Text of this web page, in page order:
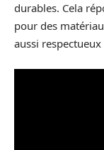
durables. Cela
pour des
aussi